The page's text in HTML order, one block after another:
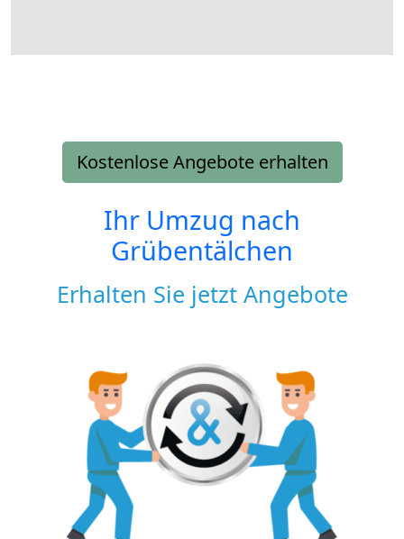
Kostenlose Angebote erhalten
Ihr Umzug nach
Grübentälchen
Erhalten Sie jetzt Angebote